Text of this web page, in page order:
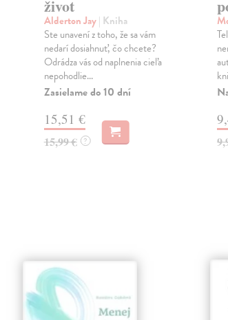
život
Alderton Jay| Kniha
Ste unavení z toho, že sa vám
nedarí dosiahnuť, čo chcete?
Odrádza vás od naplnenia cieľa
nepohodlie...
Zasielame do 10 dní
15,51 €
15,99 € ?